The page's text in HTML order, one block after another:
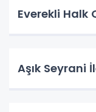
Everekli Halk
Aşık Seyrani